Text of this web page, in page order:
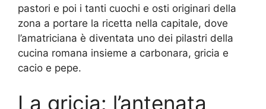
pastori e poi i tanti cuochi e osti originari della
zona a portare la ricetta nella capitale, dove
l’amatriciana è diventata uno dei pilastri della
cucina romana insieme a carbonara, gricia e
cacio e pepe.
La gricia: l’antenata